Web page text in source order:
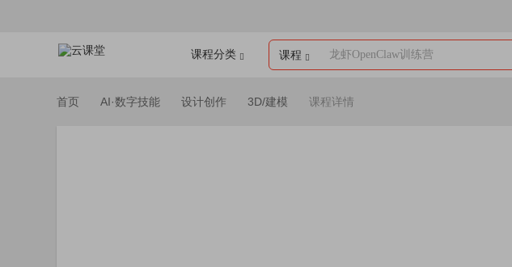
课程分类 课程 龙虾OpenClaw训练营
首页 AI·数字技能 设计创作 3D/建模 课程详情